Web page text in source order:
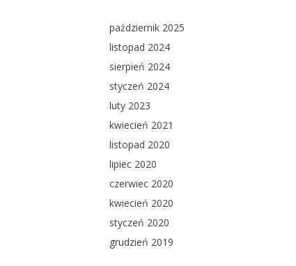
październik 2025
listopad 2024
sierpień 2024
styczeń 2024
luty 2023
kwiecień 2021
listopad 2020
lipiec 2020
czerwiec 2020
kwiecień 2020
styczeń 2020
grudzień 2019